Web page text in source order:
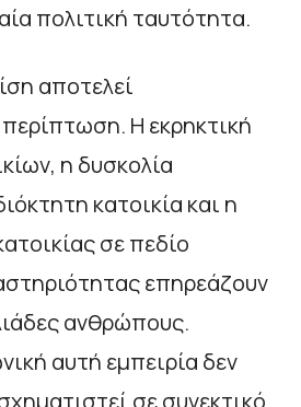
πολιτική ταυτότητα.
αποτελεί
Η εκρηκτική
η δυσκολία
κατοικία και η
σε πεδίο
επηρεάζουν
ανθρώπους.
αυτή εμπειρία δεν
σε συνεκτικό